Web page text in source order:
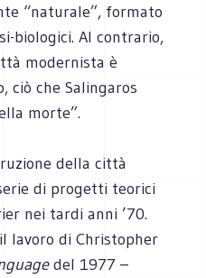
“naturale”, formato
biologici. Al contrario,
modernista è
ciò che Salingaros
morte”.
della città
di progetti teorici
nei tardi anni ’70.
lavoro di Christopher
del 1977 –